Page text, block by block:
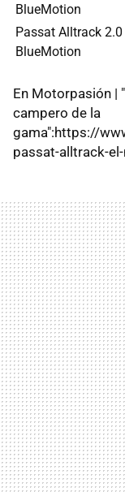
BlueMotion
Passat Alltrack
BlueMotion
En Motorpasión |
campero de la
gama":https://
passat-alltrack-